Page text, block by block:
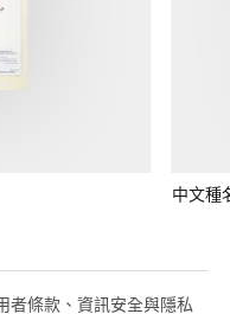
中文種
者條款、資訊安全與隱私